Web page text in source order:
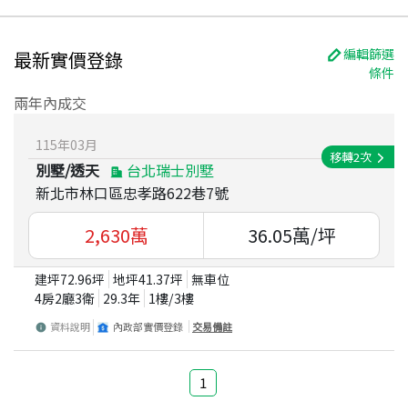
最新實價登錄
編輯篩選
條件
兩年內成交
115年03月
別墅/透天
台北瑞士別墅
新北市林口區忠孝路622巷7號
移轉2次
2,630萬 36.05萬/坪
建坪72.96坪 地坪41.37坪 無車位
4房2廳3衛 29.3年 1樓/3樓
資料說明 內政部實價登錄 交易備註
1